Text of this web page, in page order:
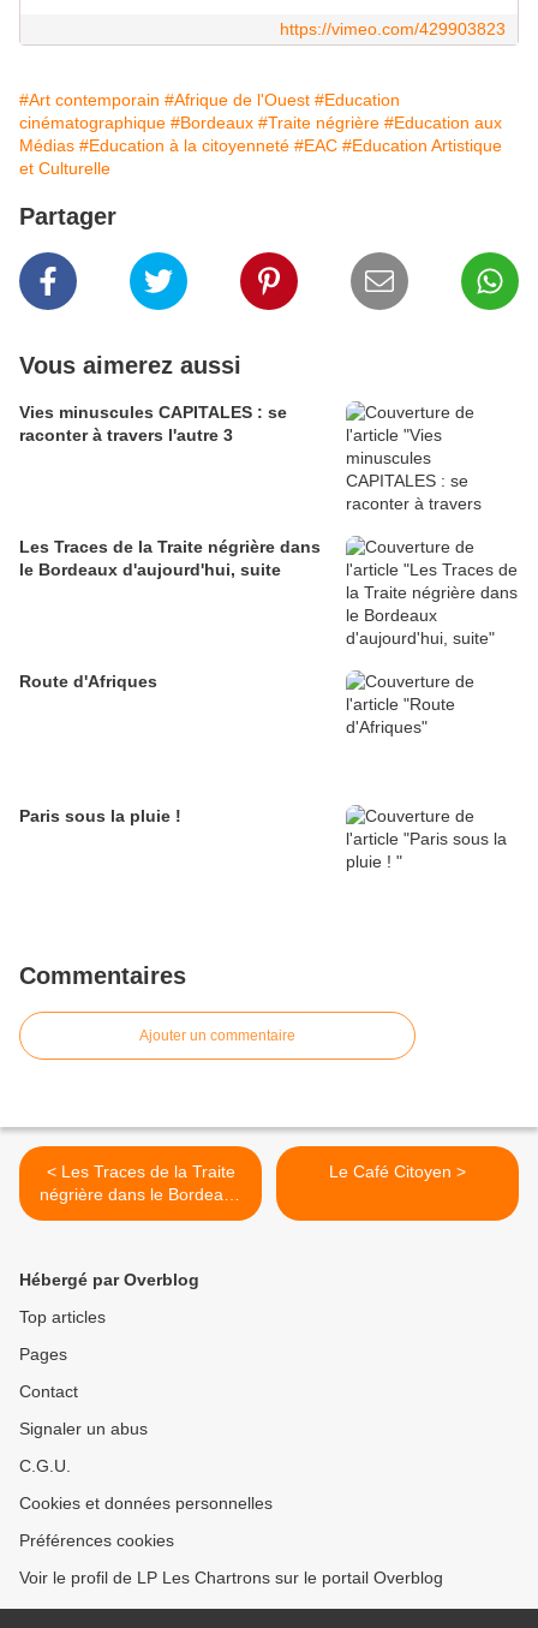
https://vimeo.com/429903823
#Art contemporain #Afrique de l'Ouest #Education
cinématographique #Bordeaux #Traite négrière #Education aux
Médias #Education à la citoyenneté #EAC #Education Artistique
et Culturelle
Partager
Vous aimerez aussi
Vies minuscules CAPITALES : se
raconter à travers l'autre 3
Les Traces de la Traite négrière dans
le Bordeaux d'aujourd'hui, suite
Route d'Afriques
Paris sous la pluie !
Commentaires
Ajouter un commentaire
< Les Traces de la Traite
négrière dans le Bordeaux
d'aujourd'hui, suite
Le Café Citoyen >
Hébergé par Overblog
Top articles
Pages
Contact
Signaler un abus
C.G.U.
Cookies et données personnelles
Préférences cookies
Voir le profil de LP Les Chartrons sur le portail Overblog